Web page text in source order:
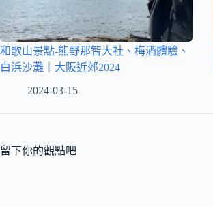
和歌山景點-熊野那智大社、梅酒體驗、
白浜沙灘｜大阪近郊2024
2024-03-15
留下你的觀點吧